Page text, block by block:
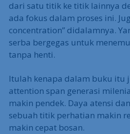
dari satu titik ke titik lainnya
ada fokus dalam proses ini.
concentration” didalamnya.
serba bergegas untuk
tanpa henti.
Itulah kenapa dalam buku itu
attention span generasi
makin pendek. Daya atensi
sebuah titik perhatian makin
makin cepat bosan.